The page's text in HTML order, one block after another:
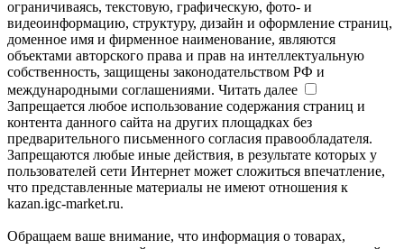
ограничиваясь, текстовую, графическую, фото- и
видеоинформацию, структуру, дизайн и оформление страниц,
доменное имя и фирменное наименование, являются
объектами авторского права и прав на интеллектуальную
собственность, защищены законодательством РФ и
международными соглашениями. Читать далее
Запрещается любое использование содержания страниц и
контента данного сайта на других площадках без
предварительного письменного согласия правообладателя.
Запрещаются любые иные действия, в результате которых у
пользователей сети Интернет может сложиться впечатление,
что представленные материалы не имеют отношения к
kazan.igc-market.ru.
Обращаем ваше внимание, что информация о товарах,